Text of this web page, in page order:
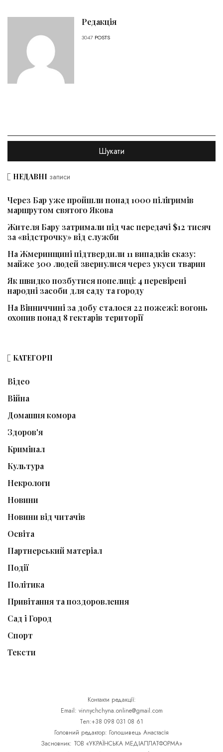
Редакція
3047 POSTS
НЕДАВНІ записи
Через Бар уже пройшли понад 1000 пілігримів
маршрутом святого Якова
Жителя Бару затримали під час передачі $12 тисяч
за «відстрочку» від служби
На Жмеринщині підтвердили 11 випадків сказу:
майже 300 людей звернулися через укуси тварин
Як швидко позбутися попелиці: 4 перевірені
народні засоби для саду та городу
На Вінниччині за добу сталося 22 пожежі: вогонь
охопив понад 8 гектарів території
КАТЕГОРІЇ
Відео
Війна
Домашня комора
Здоров'я
Кримінал
Культура
Некрологи
Новини
Новини від читачів
Освіта
Партнерський матеріал
Події
Політика
Привітання та поздоровлення
Сад і Город
Спорт
Тексти
Контакти редакції:
Email: vinnychchyna.online@gmail.com
Тел:+38 098 031 08 61
Головний редактор: Голошивець Анастасія
Засновник: ТОВ «УКРАЇНСЬКА МЕДІАПЛАТФОРМА»